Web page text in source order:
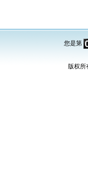
您是第
版权所